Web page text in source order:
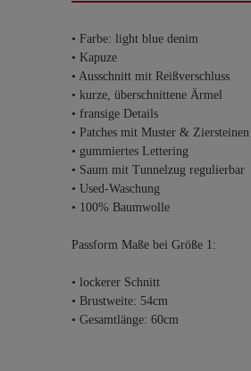
• Farbe: light blue denim
• Kapuze
• Ausschnitt mit Reißverschluss
• kurze, überschnittene Ärmel
• fransige Details
• Patches mit Muster & Ziersteinen
• gummiertes Lettering
• Saum mit Tunnelzug regulierbar
• Used-Waschung
• 100% Baumwolle
Passform Maße bei Größe 1:
• lockerer Schnitt
• Brustweite: 54cm
• Gesamtlänge: 60cm